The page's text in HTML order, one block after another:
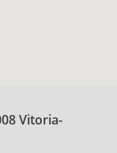
Vitoria-